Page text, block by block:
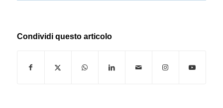
Condividi questo articolo